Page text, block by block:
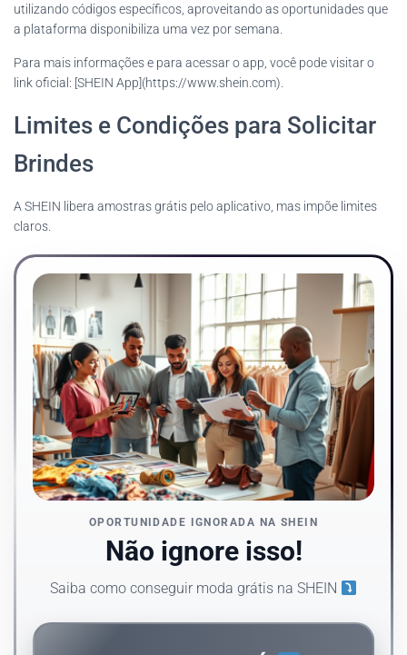
utilizando códigos específicos, aproveitando as oportunidades que
a plataforma disponibiliza uma vez por semana.
Para mais informações e para acessar o app, você pode visitar o
link oficial: [SHEIN App](https://www.shein.com).
Limites e Condições para Solicitar
Brindes
A SHEIN libera amostras grátis pelo aplicativo, mas impõe limites
claros.
OPORTUNIDADE IGNORADA NA SHEIN
Não ignore isso!
Saiba como conseguir moda grátis na SHEIN